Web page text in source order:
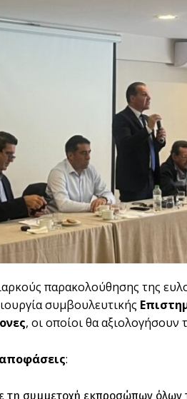
παρακολούθησης της
συμβουλευτικής
, οι οποίοι θα
:
τη συμμετοχή εκπροσώπων όλων